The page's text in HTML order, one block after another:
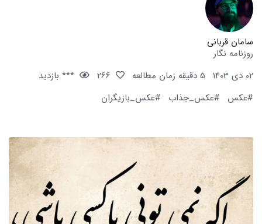
سامان قربانی
روزنامه نگار
02 دی 1403
5 دقیقه زمان مطالعه
*** بازدید
#عکس
#عکس_جذاب #عکس_بازیگران